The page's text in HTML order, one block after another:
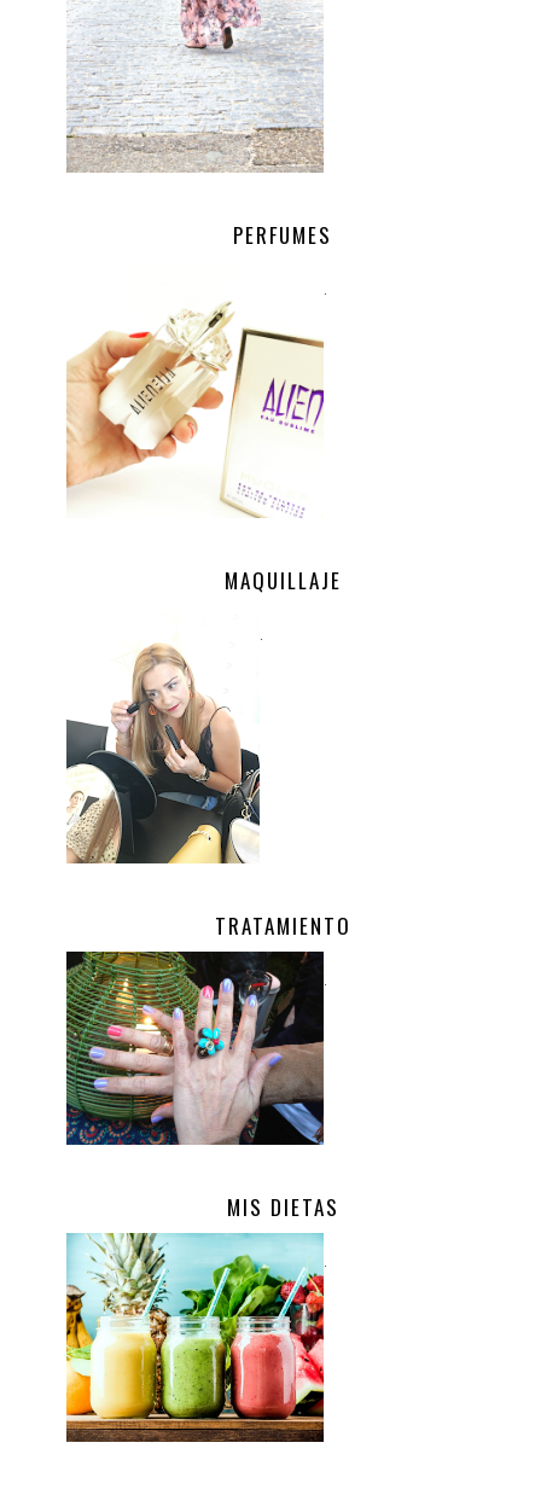
PERFUMES
.
MAQUILLAJE
.
TRATAMIENTO
.
MIS DIETAS
.